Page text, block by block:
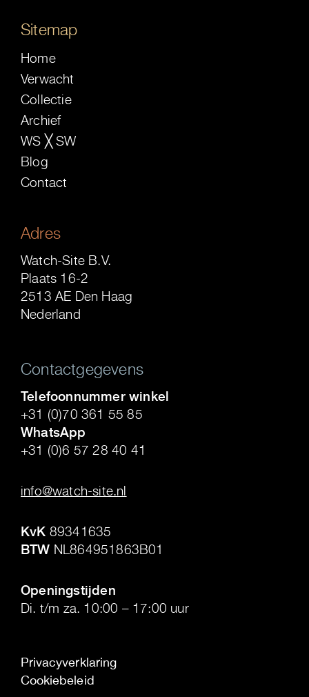
Sitemap
Home
Verwacht
Collectie
Archief
WS ╳ SW
Blog
Contact
Adres
Watch-Site B.V.
Plaats 16-2
2513 AE Den Haag
Nederland
Contactgegevens
Telefoonnummer winkel
+31 (0)70 361 55 85
WhatsApp
+31 (0)6 57 28 40 41
info@watch-site.nl
KvK 89341635
BTW NL864951863B01
Openingstijden
Di. t/m za. 10:00 – 17:00 uur
Privacyverklaring
Cookiebeleid